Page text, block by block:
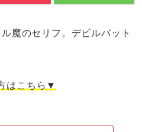
魔のセリフ。デビルバット
はこちら▼